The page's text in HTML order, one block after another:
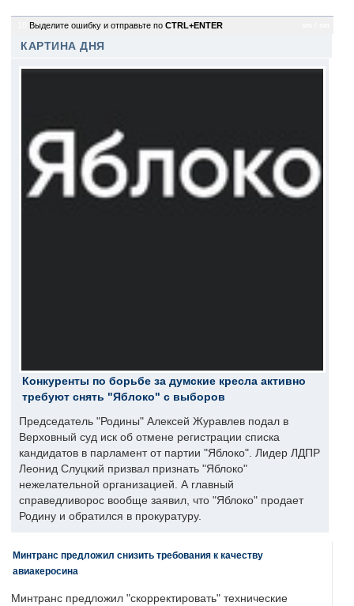
Выделите ошибку и отправьте по CTRL+ENTER
КАРТИНА ДНЯ
Конкуренты по борьбе за думские кресла активно
требуют снять "Яблоко" с выборов
Председатель "Родины" Алексей Журавлев подал в
Верховный суд иск об отмене регистрации списка
кандидатов в парламент от партии "Яблоко". Лидер ЛДПР
Леонид Слуцкий призвал признать "Яблоко"
нежелательной организацией. А главный
справедливорос вообще заявил, что "Яблоко" продает
Родину и обратился в прокуратуру.
Минтранс предложил снизить требования к качеству
авиакеросина
Минтранс предложил "скорректировать" технические